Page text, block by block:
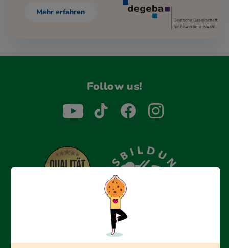
Mehr erfahren
Follow us!
Erfolgreich bewerben mit Ausbildungspark: Wir
begleiten dich Schritt für Schritt bei deinem Start in den